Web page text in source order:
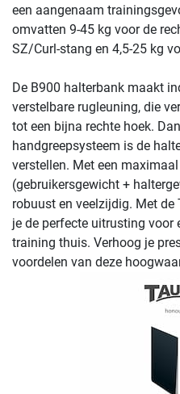
een aangenaam
omvatten 9-45 kg voor de
SZ/Curl-stang en 4,5-25 kg
De B900 halterbank maakt
verstelbare rugleuning, die
tot een bijna rechte hoek.
handgreepsysteem is de
verstellen. Met een
(gebruikersgewicht +
robuust en veelzijdig. Met
je de perfecte uitrusting voor
training thuis. Verhoog je
voordelen van deze